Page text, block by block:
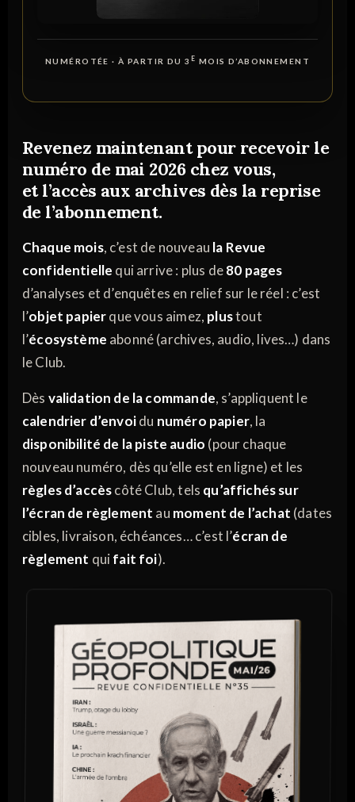
NUMÉROTÉE · À PARTIR DU 3 E MOIS D’ABONNEMENT
Revenez maintenantpour recevoir le
numéro de mai 2026chez vous,
et l’accès aux archives dès la reprise
de l’abonnement.
Chaque mois, c’est de nouveau la Revue
confidentielle qui arrive : plus de80 pages
d’analyses et d’enquêtes en relief sur le réel : c’est
l’objet papierque vous aimez, plustout
l’écosystème abonné (archives, audio, lives…) dans
le Club.
Dès validation de la commande, s’appliquent le
calendrier d’envoidu numéro papier, la
disponibilité de la piste audio (pour chaque
nouveau numéro, dès qu’elle est en ligne) et les
règles d’accèscôté Club, tels qu’affichés sur
l’écran de règlement au moment de l’achat (dates
cibles, livraison, échéances… c’est l’écran de
règlement quifait foi).